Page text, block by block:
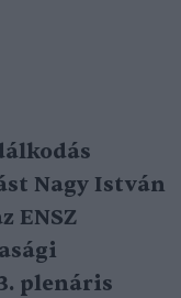
Nagy István
ENSZ
plenáris